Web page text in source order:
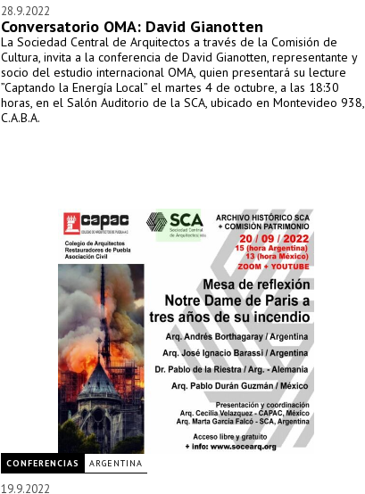
28.9.2022
Conversatorio OMA: David Gianotten
La Sociedad Central de Arquitectos a través de la Comisión de
Cultura, invita a la conferencia de David Gianotten, representante y
socio del estudio internacional OMA, quien presentará su lecture
”Captando la Energía Local” el martes 4 de octubre, a las 18:30
horas, en el Salón Auditorio de la SCA, ubicado en Montevideo 938,
C.A.B.A.
CONFERENCIAS ARGENTINA
19.9.2022